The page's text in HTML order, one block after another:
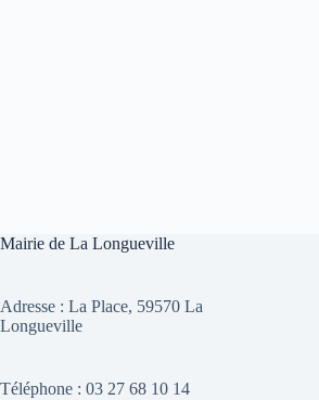
Mairie de La Longueville
Adresse : La Place, 59570 La
Longueville
Téléphone : 03 27 68 10 14